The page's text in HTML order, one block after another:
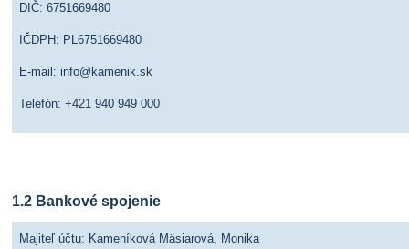
DIČ: 6751669480
IČDPH: PL6751669480
E-mail: info@kamenik.sk
Telefón: +421 940 949 000
1.2 Bankové spojenie
Majiteľ účtu: Kameníková Mäsiarová, Monika